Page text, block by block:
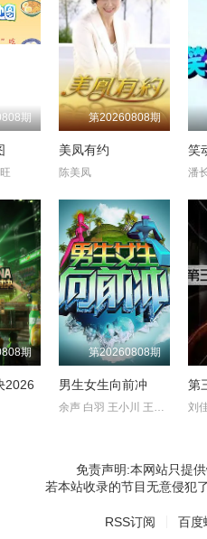
期 第20260808期
美凤有约
陈美凤
笑
期
2026
第20260808期
男生女生向前冲
余声 白羽 王小川 王乐乐 宋秋熠 张亚群
第
刘
免责声明:本网站只提
若本站收录的节目无意侵犯
RSS订阅 百度